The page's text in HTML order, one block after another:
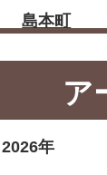
島本町
熊取町
田尻町
岬町
ア
2026年